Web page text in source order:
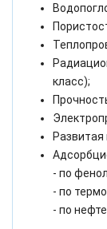
класс);
Развитая
- по
- по
- по